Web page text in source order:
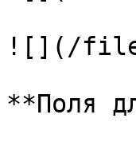
![](/files/-
**Поля